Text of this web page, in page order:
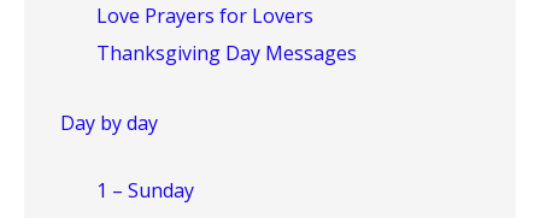
Love Prayers for Lovers
Thanksgiving Day Messages
Day by day
1 – Sunday